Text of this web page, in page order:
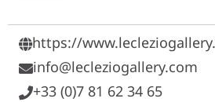
https://
info@lecleziogallery.com
+33 (0)7 81 62 34 65